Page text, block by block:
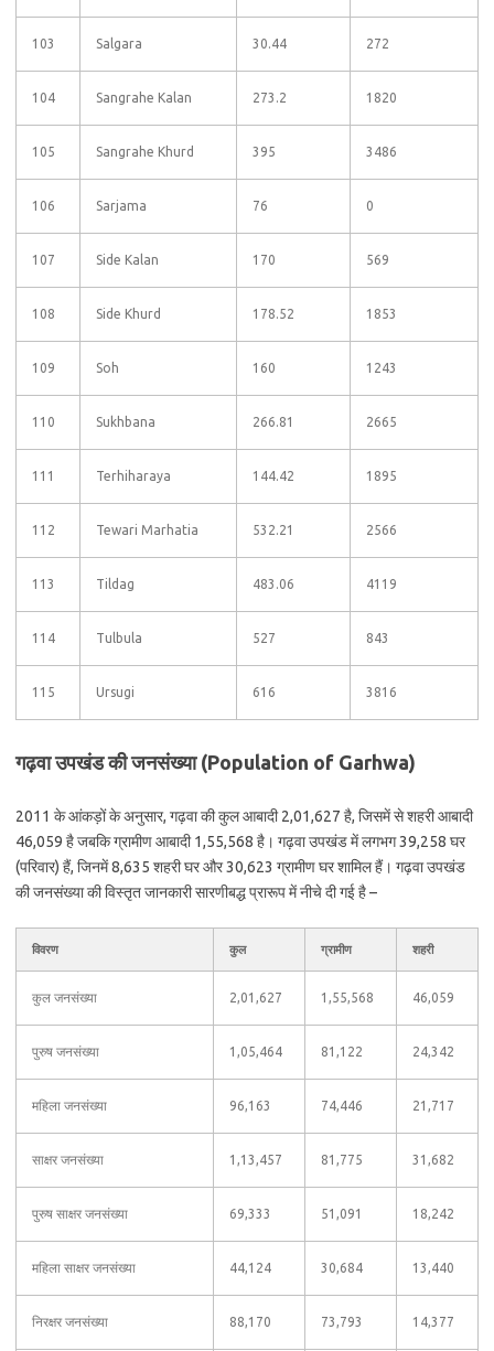
103 Salgara 30.44 272
104 Sangrahe Kalan 273.2 1820
105 Sangrahe Khurd 395 3486
106 Sarjama 76 0
107 Side Kalan 170 569
108 Side Khurd 178.52 1853
109 Soh 160 1243
110 Sukhbana 266.81 2665
111 Terhiharaya 144.42 1895
112 Tewari Marhatia 532.21 2566
113 Tildag 483.06 4119
114 Tulbula 527 843
115 Ursugi 616 3816
गढ़वा उपखंड की जनसंख्या (Population of Garhwa)
2011 के आंकड़ों के अनुसार, गढ़वा की कुल आबादी 2,01,627 है, जिसमें से शहरी आबादी
46,059 है जबकि ग्रामीण आबादी 1,55,568 है। गढ़वा उपखंड में लगभग 39,258 घर
(परिवार) हैं, जिनमें 8,635 शहरी घर और 30,623 ग्रामीण घर शामिल हैं। गढ़वा उपखंड
की जनसंख्या की विस्तृत जानकारी सारणीबद्ध प्रारूप में नीचे दी गई है –
विवरण कुल ग्रामीण शहरी
कुल जनसंख्या 2,01,627 1,55,568 46,059
पुरुष जनसंख्या 1,05,464 81,122 24,342
महिला जनसंख्या 96,163 74,446 21,717
साक्षर जनसंख्या 1,13,457 81,775 31,682
पुरुष साक्षर जनसंख्या 69,333 51,091 18,242
महिला साक्षर जनसंख्या 44,124 30,684 13,440
निरक्षर जनसंख्या 88,170 73,793 14,377